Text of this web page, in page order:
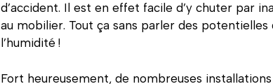
d’accident. Il est en effet facile d’y chuter par
au mobilier. Tout ça sans parler des potentielles
l’humidité !
Fort heureusement, de nombreuses